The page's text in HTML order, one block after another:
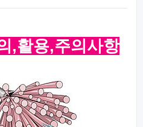
,활용,주의사항